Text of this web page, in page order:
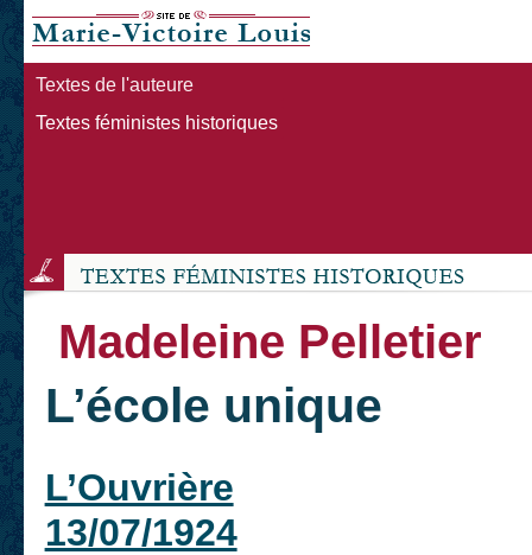
Textes de l'auteure
Textes féministes historiques
Madeleine Pelletier
L’école unique
L’Ouvrière
13/07/1924